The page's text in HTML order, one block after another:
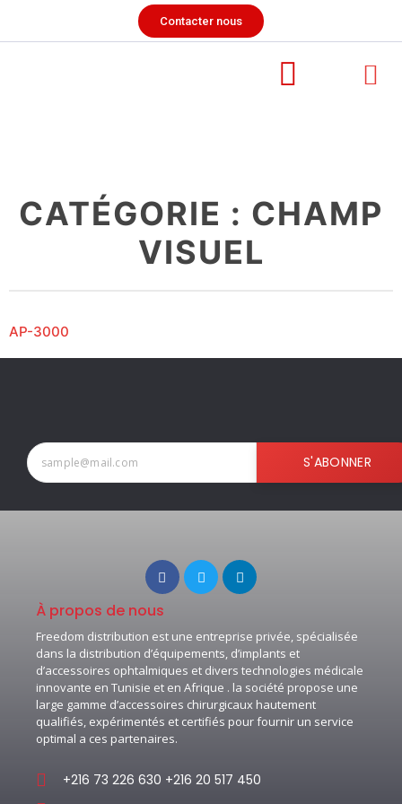
Contacter nous
CATÉGORIE : CHAMP
VISUEL
AP-3000
S'ABONNER
À propos de nous
Freedom distribution est une entreprise privée, spécialisée
dans la distribution d’équipements, d’implants et
d’accessoires ophtalmiques et divers technologies médicale
innovante en Tunisie et en Afrique . la société propose une
large gamme d’accessoires chirurgicaux hautement
qualifiés, expérimentés et certifiés pour fournir un service
optimal a ces partenaires.
+216 73 226 630 +216 20 517 450